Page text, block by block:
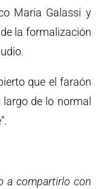
Maria Galassi y
la formalización
que el faraón
de lo normal
a compartirlo con